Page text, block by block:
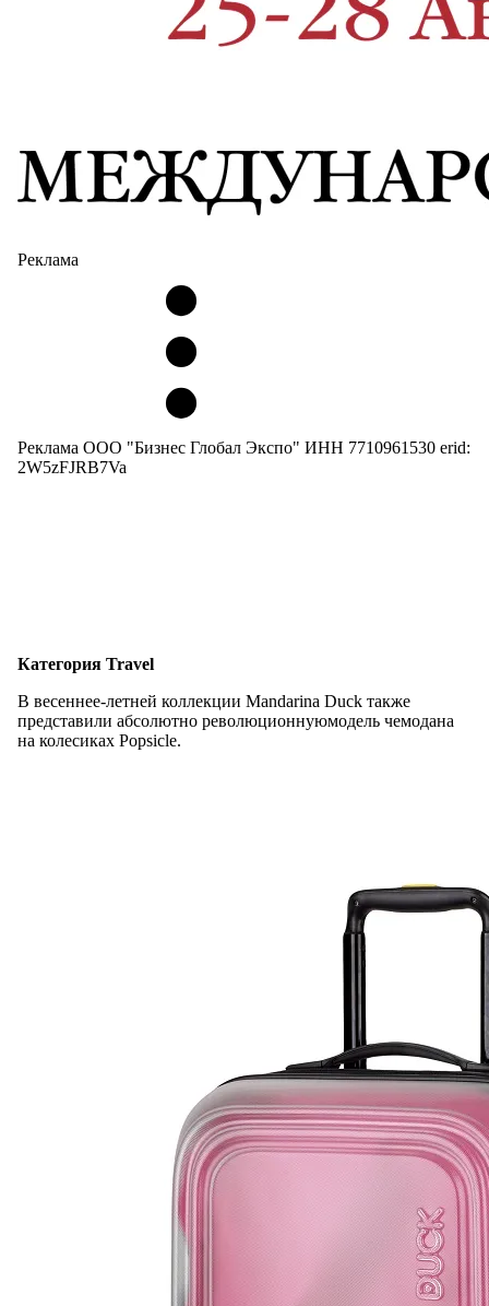
Реклама
Реклама ООО "Бизнес Глобал Экспо" ИНН 7710961530 erid:
2W5zFJRB7Va
Категория Travel
В весеннее-летней коллекции Mandarina Duck также
представили абсолютно революционнуюмодель чемодана
на колесиках Popsicle.